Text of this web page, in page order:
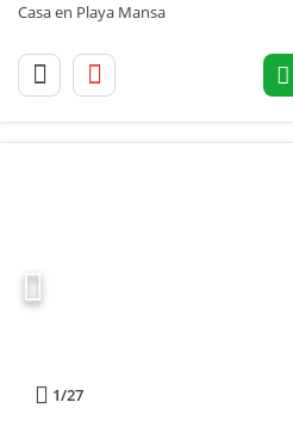
Casa en Playa Mansa
1/27